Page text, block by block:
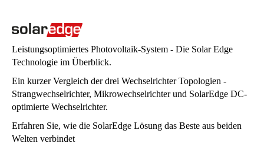
Leistungsoptimiertes Photovoltaik-System - Die Solar Edge
Technologie im Überblick.
Ein kurzer Vergleich der drei Wechselrichter Topologien -
Strangwechselrichter, Mikrowechselrichter und SolarEdge DC-
optimierte Wechselrichter.
Erfahren Sie, wie die SolarEdge Lösung das Beste aus beiden
Welten verbindet